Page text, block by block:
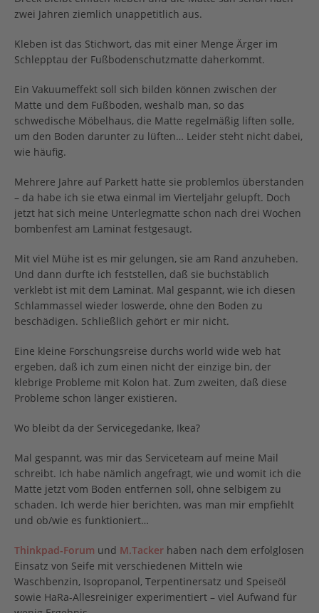
zwei Jahren ziemlich unappetitlich aus.
Kleben ist das Stichwort, das mit einer Menge Ärger im
Schlepptau der Fußbodenschutzmatte daherkommt.
Ein Vakuumeffekt soll sich bilden können zwischen der
Matte und dem Fußboden, weshalb man, so das
schwedische Möbelhaus, die Matte regelmäßig liften solle,
um den Boden darunter zu lüften… Leider steht nicht dabei,
wie häufig.
Mehrere Jahre auf Parkett hatte sie problemlos überstanden
– da habe ich sie etwa einmal im Vierteljahr gelupft. Doch
jetzt hat sich meine Unterlegmatte schon nach drei Wochen
bombenfest am Laminat festgesaugt.
Mit viel Mühe ist es mir gelungen, sie am Rand anzuheben.
Und dann durfte ich feststellen, daß sie buchstäblich
verklebt ist mit dem Laminat. Mal gespannt, wie ich diesen
Schlammassel wieder loswerde, ohne den Boden zu
beschädigen. Schließlich gehört er mir nicht.
Eine kleine Forschungsreise durchs world wide web hat
ergeben, daß ich zum einen nicht der einzige bin, der
klebrige Probleme mit Kolon hat. Zum zweiten, daß diese
Probleme schon länger existieren.
Wo bleibt da der Servicegedanke, Ikea?
Mal gespannt, was mir das Serviceteam auf meine Mail
schreibt. Ich habe nämlich angefragt, wie und womit ich die
Matte jetzt vom Boden entfernen soll, ohne selbigem zu
schaden. Ich werde hier berichten, was man mir empfiehlt
und ob/wie es funktioniert…
Thinkpad-Forum und M.Tacker haben nach dem erfolglosen
Einsatz von Seife mit verschiedenen Mitteln wie
Waschbenzin, Isopropanol, Terpentinersatz und Speiseöl
sowie HaRa-Allesreiniger experimentiert – viel Aufwand für